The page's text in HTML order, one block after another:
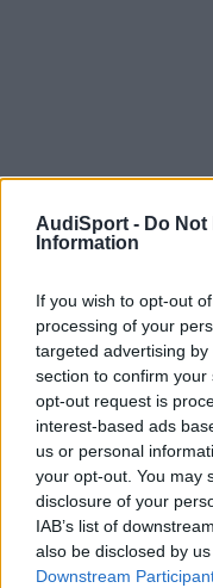
AudiSport - Do Not
Information
If you wish to opt-out
processing of your
targeted advertising
section to confirm
opt-out request is
interest-based ads
us or personal
your opt-out. You may
disclosure of your
IAB’s list of
also be disclosed by
Downstream
AGC
No me lo puedo creer,
Está bien que muchos
que sí. Seguro.
¿como lo habéis
Responder